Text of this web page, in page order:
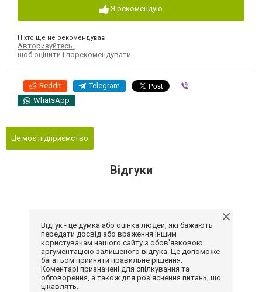
Я рекомендую
Ніхто ще не рекомендував
Авторизуйтесь
щоб оцінити і порекомендувати
Reddit Telegram
WhatsApp
Це моє підприємство
Відгуки
Відгук - це думка або оцінка людей, які бажають
передати досвід або враження іншим
користувачам нашого сайту з обов'язковою
аргументацією залишеного відгука. Це допоможе
багатьом прийняти правильне рішення.
Коментарі призначені для спілкування та
обговорення, а також для роз'яснення питань, що
цікавлять.